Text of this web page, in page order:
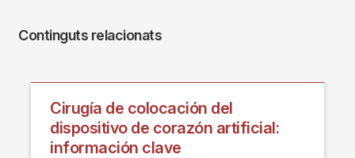
Continguts relacionats
Cirugía de colocación del
dispositivo de corazón artificial:
información clave